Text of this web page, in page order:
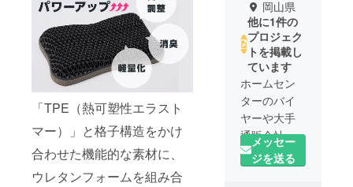
「TPE（熱可塑性エラスト
マー）」と格子構造をかけ
合わせた機能的な素材に、
ウレタンフォームを組み合
岡山県
他に1件の
プロジェク
トを掲載し
ています
ホームセン
ターのバイ
ヤーや大手
通販会社に
て寝具関連
の商品企画
メッセー
ジを送る